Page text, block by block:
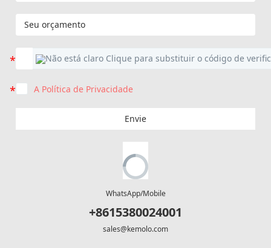
A Política de Privacidade
Envie
WhatsApp/Mobile
+8615380024001
sales@kemolo.com